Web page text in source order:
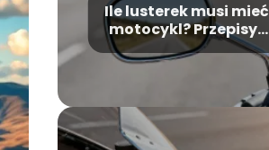
Ile lusterek musi mieć
motocykl? Przepisy i
wymogi prawne